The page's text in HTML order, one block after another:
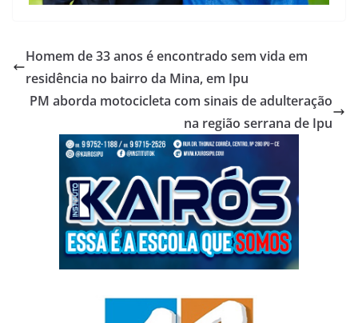
Homem de 33 anos é encontrado sem vida em
residência no bairro da Mina, em Ipu
PM aborda motocicleta com sinais de adulteração
na região serrana de Ipu